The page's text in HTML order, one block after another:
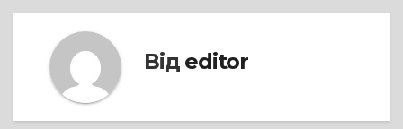
Від editor